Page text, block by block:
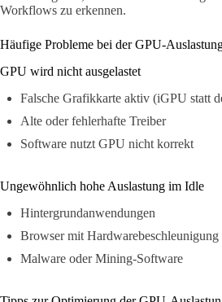
Workflows zu erkennen.
Häufige Probleme bei der GPU-
GPU wird nicht ausgelastet
Falsche Grafikkarte aktiv (iGPU statt
Alte oder fehlerhafte Treiber
Software nutzt GPU nicht korrekt
Ungewöhnlich hohe Auslastung im Idle
Hintergrundanwendungen
Browser mit Hardwarebeschleunigung
Malware oder Mining-Software